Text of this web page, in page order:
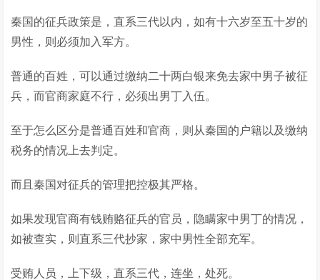
秦国的征兵政策是，直系三代以内，如有十六岁至五十岁的
男性，则必须加入军方。
普通的百姓，可以通过缴纳二十两白银来免去家中男子被征
兵，而官商家庭不行，必须出男丁入伍。
至于怎么区分是普通百姓和官商，则从秦国的户籍以及缴纳
税务的情况上去判定。
而且秦国对征兵的管理把控极其严格。
如果发现官商有钱贿赂征兵的官员，隐瞒家中男丁的情况，
如被查实，则直系三代抄家，家中男性全部充军。
受贿人员，上下级，直系三代，连坐，处死。